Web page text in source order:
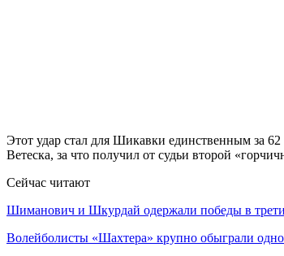
Этот удар стал для Шикавки единственным за
Ветеска, за что получил от судьи второй
Сейчас читают
Шиманович и Шкурдай одержали победы в
Волейболисты «Шахтера» крупно обыграли